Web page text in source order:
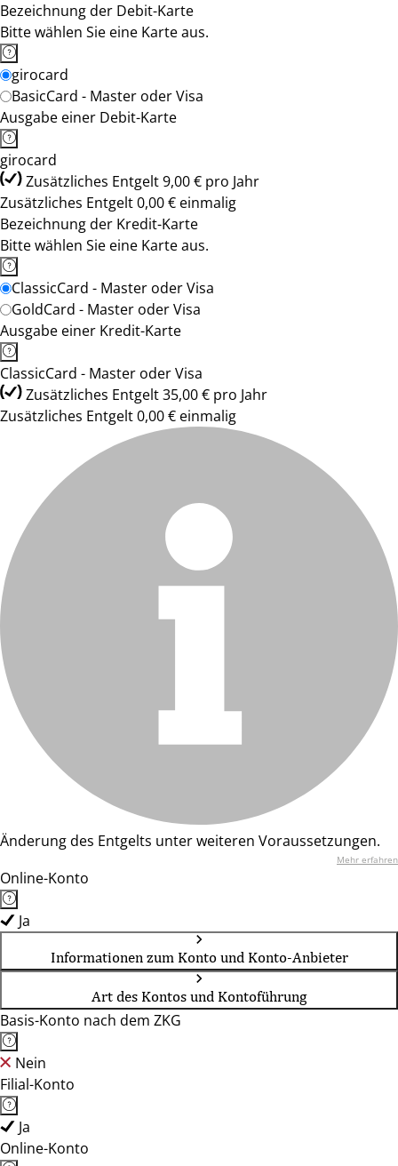
Bezeichnung der Debit-Karte
Bitte wählen Sie eine Karte aus.
girocard
BasicCard - Master oder Visa
Ausgabe einer Debit-Karte
girocard
Zusätzliches Entgelt 9,00 € pro Jahr
Zusätzliches Entgelt 0,00 € einmalig
Bezeichnung der Kredit-Karte
Bitte wählen Sie eine Karte aus.
ClassicCard - Master oder Visa
GoldCard - Master oder Visa
Ausgabe einer Kredit-Karte
ClassicCard - Master oder Visa
Zusätzliches Entgelt 35,00 € pro Jahr
Zusätzliches Entgelt 0,00 € einmalig
Änderung des Entgelts unter weiteren Voraussetzungen.
Mehr erfahren
Online-Konto
Ja
Informationen zum Konto und Konto-Anbieter
Art des Kontos und Kontoführung
Basis-Konto nach dem ZKG
Nein
Filial-Konto
Ja
Online-Konto